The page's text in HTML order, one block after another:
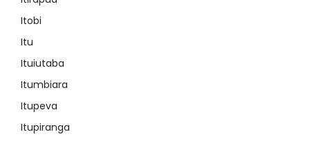
Itobi
Itu
Ituiutaba
Itumbiara
Itupeva
Itupiranga